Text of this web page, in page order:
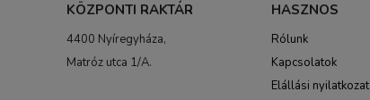
KÖZPONTI RAKTÁR
4400 Nyíregyháza,
Matróz utca 1/A.
HASZNOS
Rólunk
Kapcsolatok
Elállási nyilatkozat